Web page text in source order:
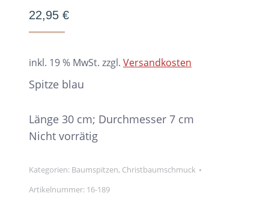
22,95 €
inkl. 19 % MwSt. zzgl. Versandkosten
Spitze blau
Länge 30 cm; Durchmesser 7 cm
Nicht vorrätig
Kategorien: Baumspitzen, Christbaumschmuck
Artikelnummer: 16-189